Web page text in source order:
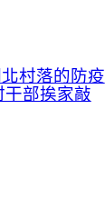
村落的防疫
部挨家敲